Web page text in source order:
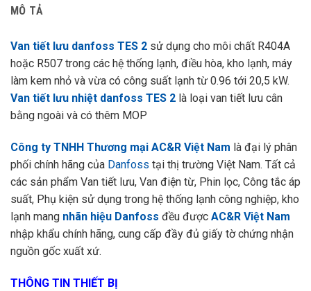
MÔ TẢ
Van tiết lưu danfoss TES 2 sử dụng cho môi chất R404A
hoặc R507 trong các hệ thống lạnh, điều hòa, kho lạnh, máy
làm kem nhỏ và vừa có công suất lạnh từ 0.96 tới 20,5 kW.
Van tiết lưu nhiệt danfoss TES 2 là loại van tiết lưu cân
bằng ngoài và có thêm MOP
Công ty TNHH Thương mại AC&R Việt Nam là đại lý phân
phối chính hãng của Danfoss tại thị trường Việt Nam. Tất cả
các sản phẩm Van tiết lưu, Van điện từ, Phin lọc, Công tắc áp
suất, Phụ kiện sử dụng trong hệ thống lạnh công nghiệp, kho
lạnh mang nhãn hiệu Danfoss đều được AC&R Việt Nam
nhập khẩu chính hãng, cung cấp đầy đủ giấy tờ chứng nhận
nguồn gốc xuất xứ.
THÔNG TIN THIẾT BỊ